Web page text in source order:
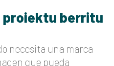
proiektu berritu
necesita una marca
que pueda